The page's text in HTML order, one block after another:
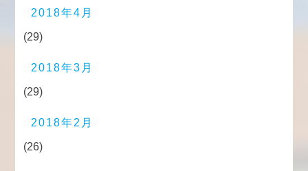
2018年4月
(29)
2018年3月
(29)
2018年2月
(26)